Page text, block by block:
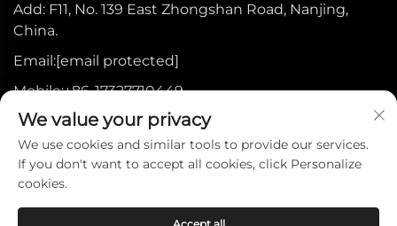
Add: F11, No. 139 East Zhongshan Road, Nanjing,
China.
Email:[email protected]
Mobile:+86-17327710449
Telepono:+86-025-84573776
Copyright © 2025 ng Heniemo Home
Collection Co., Ltd. — Patakaran sa
We value your privacy
We use cookies and similar tools to provide our services.
If you don't want to accept all cookies, click Personalize
cookies.